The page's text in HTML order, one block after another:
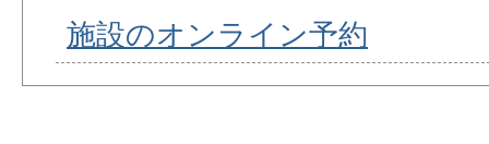
施設のオンライン予約